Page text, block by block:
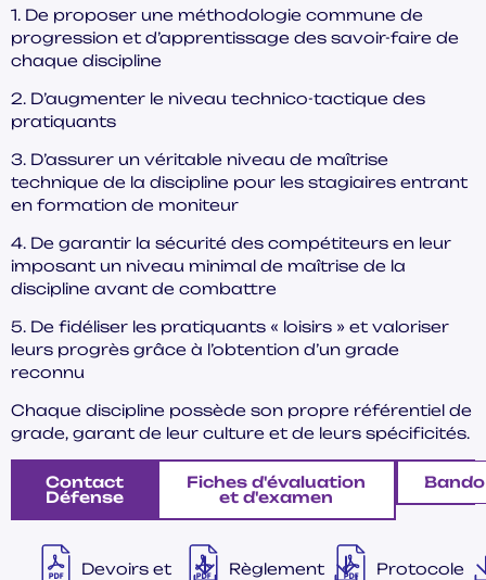
1. De proposer une méthodologie commune de
progression et d’apprentissage des savoir-faire de
chaque discipline
2. D’augmenter le niveau technico-tactique des
pratiquants
3. D’assurer un véritable niveau de maîtrise
technique de la discipline pour les stagiaires entrant
en formation de moniteur
4. De garantir la sécurité des compétiteurs en leur
imposant un niveau minimal de maîtrise de la
discipline avant de combattre
5. De fidéliser les pratiquants « loisirs » et valoriser
leurs progrès grâce à l’obtention d’un grade
reconnu
Chaque discipline possède son propre référentiel de
grade, garant de leur culture et de leurs spécificités.
Contact
Défense
Fiches d'évaluation
et d'examen
Bando
Devoirs et
Règlement
Protocole